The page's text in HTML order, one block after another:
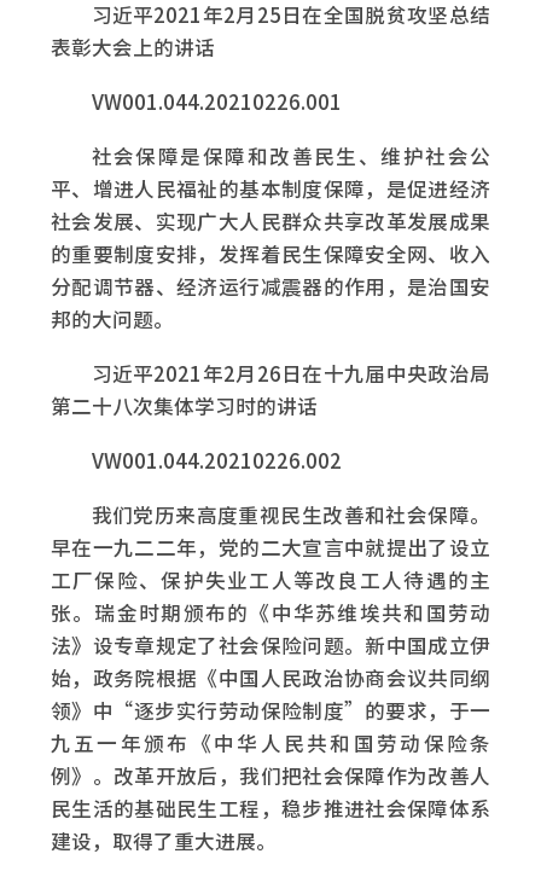
习近平2021年2月25日在全国脱贫攻坚总结
表彰大会上的讲话
VW001.044.20210226.001
社会保障是保障和改善民生、维护社会公
平、增进人民福祉的基本制度保障，是促进经济
社会发展、实现广大人民群众共享改革发展成果
的重要制度安排，发挥着民生保障安全网、收入
分配调节器、经济运行减震器的作用，是治国安
邦的大问题。
习近平2021年2月26日在十九届中央政治局
第二十八次集体学习时的讲话
VW001.044.20210226.002
我们党历来高度重视民生改善和社会保障。
早在一九二二年，党的二大宣言中就提出了设立
工厂保险、保护失业工人等改良工人待遇的主
张。瑞金时期颁布的《中华苏维埃共和国劳动
法》设专章规定了社会保险问题。新中国成立伊
始，政务院根据《中国人民政治协商会议共同纲
领》中“逐步实行劳动保险制度”的要求，于一
九五一年颁布《中华人民共和国劳动保险条
例》。改革开放后，我们把社会保障作为改善人
民生活的基础民生工程，稳步推进社会保障体系
建设，取得了重大进展。